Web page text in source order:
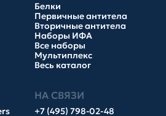
Белки
Первичные антитела
Вторичные антитела
Наборы ИФА
Все наборы
Мультиплекс
Весь каталог
НА СВЯЗИ
+7 (495) 798-02-48